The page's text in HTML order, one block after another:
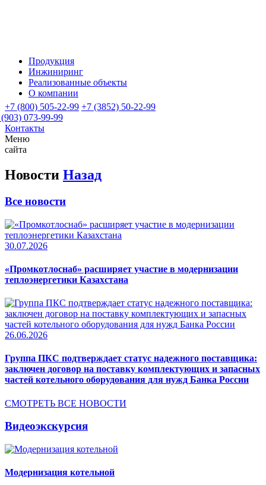
Продукция
Инжиниринг
Реализованные объекты
О компании
+7 (800) 505-22-99 +7 (3852) 50-22-99
073-99-99
Контакты
Меню
сайта
Новости Назад
Все новости
30.07.2026
«Промкотлоснаб» расширяет участие в модернизации
теплоэнергетики Казахстана
26.06.2026
Группа ПКС подтверждает статус надежного поставщика:
заключен договор на поставку комплектующих и запасных
частей котельного оборудования для нужд Банка России
СМОТРЕТЬ ВСЕ НОВОСТИ
Видеоэкскурсия
Модернизация котельной